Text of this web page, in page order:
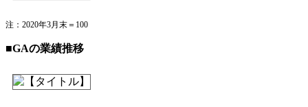
注：2020年3月末＝100
■GAの業績推移